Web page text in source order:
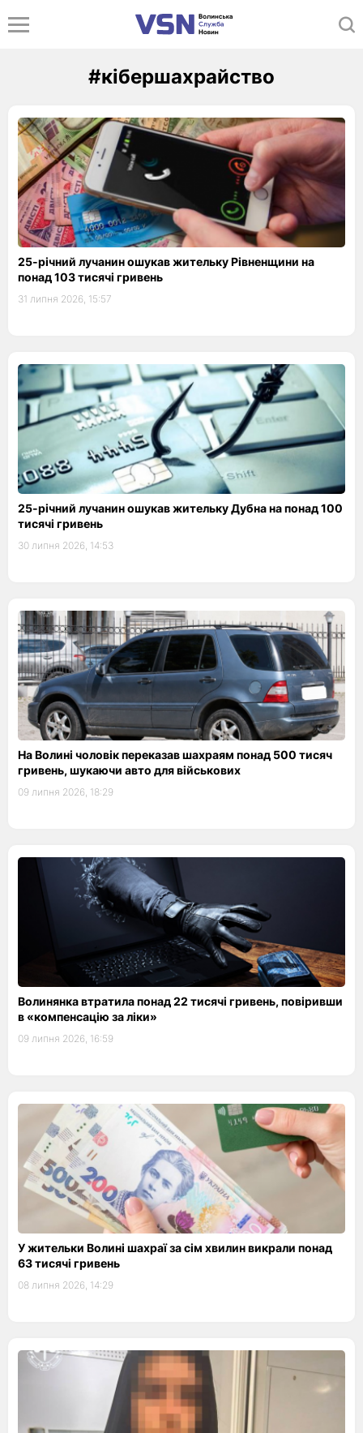
#кібершахрайство
25-річний лучанин ошукав жительку Рівненщини на
понад 103 тисячі гривень
31 липня 2026, 15:57
25-річний лучанин ошукав жительку Дубна на понад 100
тисячі гривень
30 липня 2026, 14:53
На Волині чоловік переказав шахраям понад 500 тисяч
гривень, шукаючи авто для військових
09 липня 2026, 18:29
Волинянка втратила понад 22 тисячі гривень, повіривши
в «компенсацію за ліки»
09 липня 2026, 16:59
У жительки Волині шахраї за сім хвилин викрали понад
63 тисячі гривень
08 липня 2026, 14:29